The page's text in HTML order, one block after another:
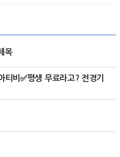
목
티비✅평생 무료라고? 전경기